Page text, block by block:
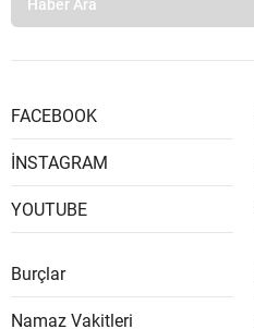
FACEBOOK
İNSTAGRAM
YOUTUBE
Burçlar
Namaz Vakitleri